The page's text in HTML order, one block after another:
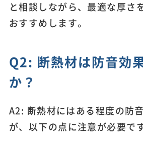
と相談しながら、最適な厚さ
おすすめします。
Q2: 断熱材は防音効
か？
A2: 断熱材にはある程度の防
が、以下の点に注意が必要です